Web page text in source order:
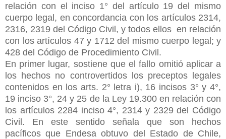
relación con el inciso 1° del artículo 19 del mismo
cuerpo legal, en concordancia con los artículos 2314,
2316, 2319 del Código Civil, y todos ellos en relación
con los artículos 47 y 1712 del mismo cuerpo legal; y
428 del Código de Procedimiento Civil.
En primer lugar, sostiene que el fallo omitió aplicar a
los hechos no controvertidos los preceptos legales
contenidos en los arts. 2° letra i), 16 incisos 3° y 4°,
19 inciso 3°, 24 y 25 de la Ley 19.300 en relación con
los artículos 2284 inciso 4°, 2314 y 2329 del Código
Civil. En este sentido señala que son hechos
pacíficos que Endesa obtuvo del Estado de Chile,